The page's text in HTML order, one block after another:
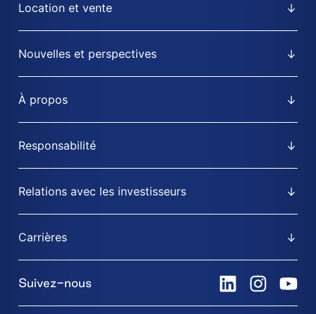
Location et vente
Nouvelles et perspectives
À propos
Responsabilité
Relations avec les investisseurs
Carrières
Suivez-nous